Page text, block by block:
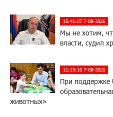
15:41:07 7-08-2026
Мы не хотим,
власти, судил
11:25:10 7-08-2026
При поддержке
животных»